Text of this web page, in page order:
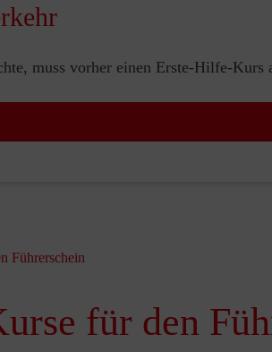
muss vorher einen Erste-Hilfe-Kurs
Führerschein
für den